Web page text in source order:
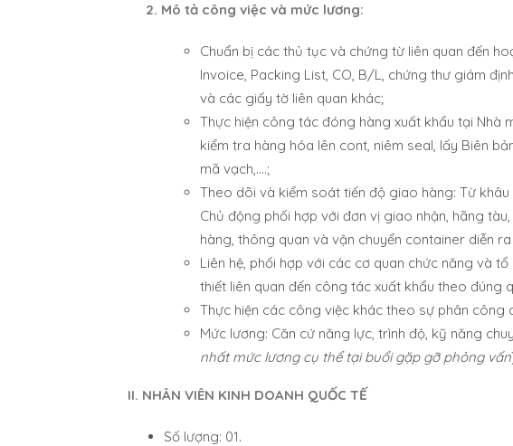
2. Mô tả công việc và mức lương:
Chuẩn bị các thủ tục và chứng từ liên quan đến
Invoice, Packing List, CO, B/L, chứng thư giám
và các giấy tờ liên quan khác;
Thực hiện công tác đóng hàng xuất khẩu tại Nhà
kiểm tra hàng hóa lên cont, niêm seal, lấy Biên
mã vạch,….;
Theo dõi và kiểm soát tiến độ giao hàng: Từ
Chủ động phối hợp với đơn vị giao nhận, hãng
hàng, thông quan và vận chuyển container diễn
Liên hệ, phối hợp với các cơ quan chức năng và
thiết liên quan đến công tác xuất khẩu theo đúng
Thực hiện các công việc khác theo sự phân công
Mức lương: Căn cứ năng lực, trình độ, kỹ năng
nhất mức lương cụ thể tại buổi gặp gỡ phỏng vấn
II. NHÂN VIÊN KINH DOANH QUỐC TẾ
Số lượng: 01.